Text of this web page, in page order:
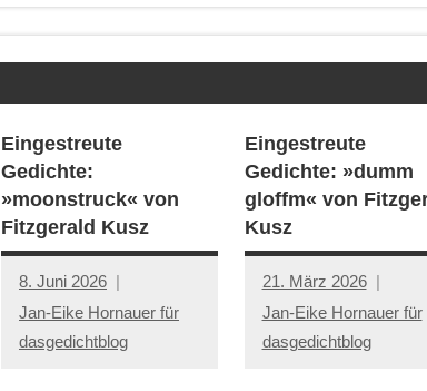
Eingestreute
Gedichte:
»moonstruck« von
Fitzgerald Kusz
8. Juni 2026
Jan-Eike Hornauer für
dasgedichtblog
Eingestreute
Gedichte: »dumm
gloffm« von
Kusz
21. März 2026
Jan-Eike Hornauer für
dasgedichtblog